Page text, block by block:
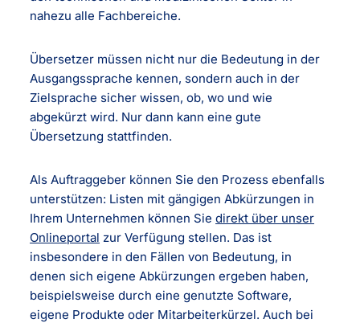
nahezu alle Fachbereiche.
Übersetzer müssen nicht nur die Bedeutung in der
Ausgangssprache kennen, sondern auch in der
Zielsprache sicher wissen, ob, wo und wie
abgekürzt wird. Nur dann kann eine gute
Übersetzung stattfinden.
Als Auftraggeber können Sie den Prozess ebenfalls
unterstützen: Listen mit gängigen Abkürzungen in
Ihrem Unternehmen können Siedirekt über unser
Onlineportal zur Verfügung stellen. Das ist
insbesondere in den Fällen von Bedeutung, in
denen sich eigene Abkürzungen ergeben haben,
beispielsweise durch eine genutzte Software,
eigene Produkte oder Mitarbeiterkürzel. Auch bei